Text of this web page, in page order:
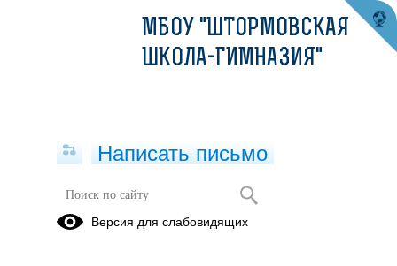
Методический квест
МБОУ "ШТОРМОВСКАЯ
ШКОЛА-ГИМНАЗИЯ"
Написать письмо
Версия для слабовидящих